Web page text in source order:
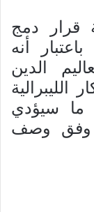
قرار دمج
أنه
الدين
الليبرالية
ما سيؤدي
وفق وصف